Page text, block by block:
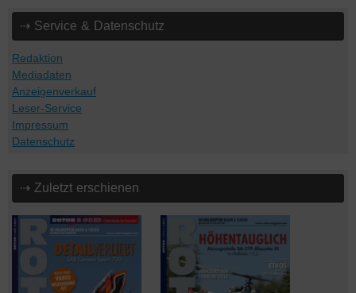
⇢ Service & Datenschutz
Redaktion
Mediadaten
Anzeigenverkauf
Leser-Service
Impressum
Datenschutz
⇢ Zuletzt erschienen